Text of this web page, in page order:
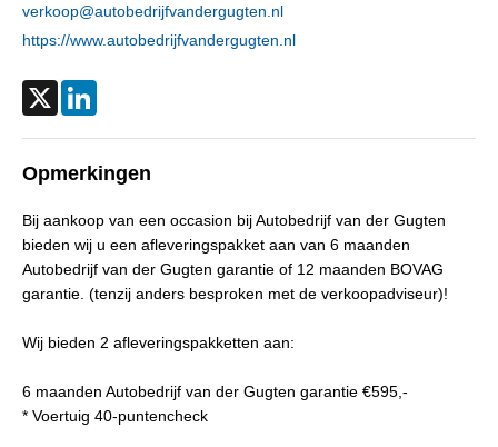
Aandrijving
Voorwielaandrijving
Max. trekgewicht
Laksoort
BTW verrekenbaar
Ja
Kleur interieur
Donkergrijs
Aantal sleutels
2
verkoop@autobedrijfvandergugten.nl
https://www.autobedrijfvandergugten.nl
Opmerkingen
Bij aankoop van een occasion bij Autobedrijf van der Gugten
bieden wij u een afleveringspakket aan van 6 maanden
Autobedrijf van der Gugten garantie of 12 maanden BOVAG
garantie. (tenzij anders besproken met de verkoopadviseur)!
Wij bieden 2 afleveringspakketten aan:
6 maanden Autobedrijf van der Gugten garantie €595,-
* Voertuig 40-puntencheck